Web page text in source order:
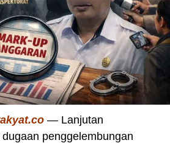
— Lanjutan
penggelembungan